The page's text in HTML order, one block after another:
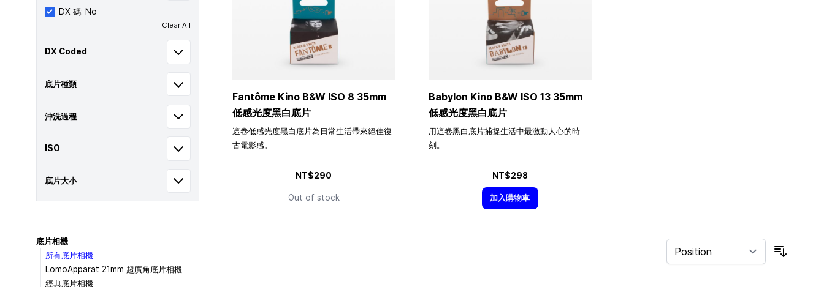
DX 碼: No
Clear All
DX Coded
底片種類
沖洗過程
ISO
底片大小
Fantôme Kino B&W ISO 8 35mm
低感光度黑白底片
這卷低感光度黑白底片為日常生活帶來絕佳復
古電影感。
NT$290
Out of stock
Babylon Kino B&W ISO 13 35mm
低感光度黑白底片
用這卷黑白底片捕捉生活中最激動人心的時
刻。
NT$298
加入購物車
底片相機
所有底片相機
LomoApparat 21mm 超廣角底片相機
經典底片相機